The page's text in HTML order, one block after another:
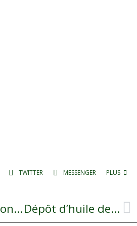
TWITTER MESSENGER PLUS
Téléconsultation médicale Dépôt d’huile de vidange interdit